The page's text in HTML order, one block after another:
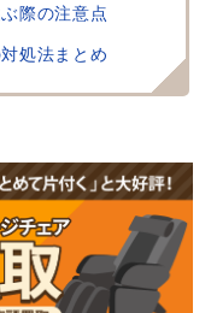
際の注意点
処法まとめ